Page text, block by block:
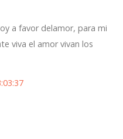
a favor delamor, para mi
viva el amor vivan los